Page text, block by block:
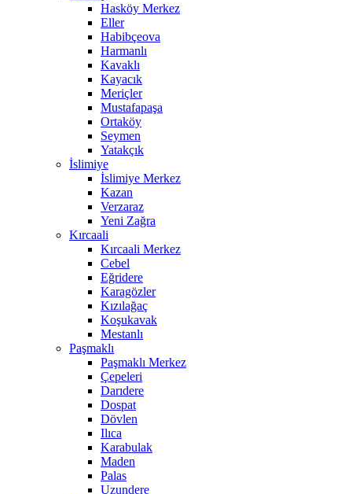
Hasköy Merkez
Eller
Habibçeova
Harmanlı
Kavaklı
Kayacık
Meriçler
Mustafapaşa
Ortaköy
Seymen
Yatakçık
İslimiye
İslimiye Merkez
Kazan
Verzaraz
Yeni Zağra
Kırcaali
Kırcaali Merkez
Cebel
Eğridere
Karagözler
Kızılağaç
Koşukavak
Mestanlı
Paşmaklı
Paşmaklı Merkez
Çepeleri
Darıdere
Dospat
Dövlen
Ilıca
Karabulak
Maden
Palas
Uzundere